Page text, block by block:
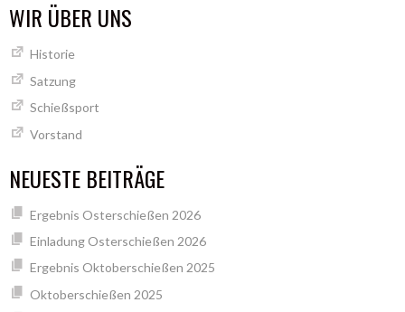
WIR ÜBER UNS
Historie
Satzung
Schießsport
Vorstand
NEUESTE BEITRÄGE
Ergebnis Osterschießen 2026
Einladung Osterschießen 2026
Ergebnis Oktoberschießen 2025
Oktoberschießen 2025